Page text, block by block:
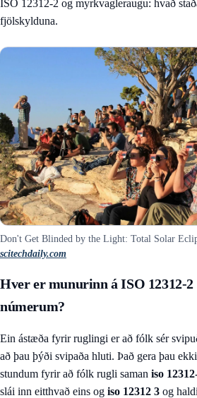
ISO 12312-2 og myrkvagleraugu: hvað
fjölskylduna.
Don't Get Blinded by the Light: Total Solar
scitechdaily.com
Hver er munurinn á ISO 12312-
númerum?
Ein ástæða fyrir ruglingi er að fólk sér
að þau þýði svipaða hluti. Það gera þau
stundum fyrir að fólk rugli saman iso
slái inn eitthvað eins og iso 12312 3 og